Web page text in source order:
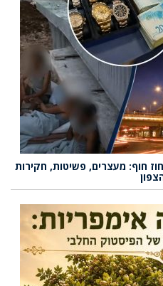
חוף: מעצרים, פשיטות, חקירות